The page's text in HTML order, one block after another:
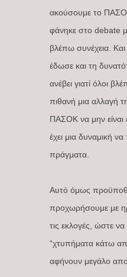
ακούσουμε το
φάνηκε στο debate
βλέπω συνέχεια.
έδωσε και τη
ανέβει γιατί όλοι
πιθανή μια αλλαγή
ΠΑΣΟΚ να μην είναι
έχει μια δυναμική να
πράγματα.
Αυτό όμως
προχωρήσουμε με
τις εκλογές, ώστε
“χτυπήματα κάτω
αφήνουν μεγάλο